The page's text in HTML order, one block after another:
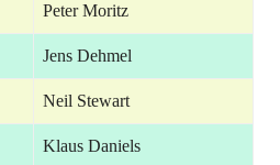
Peter Moritz
Jens Dehmel
Neil Stewart
Klaus Daniels